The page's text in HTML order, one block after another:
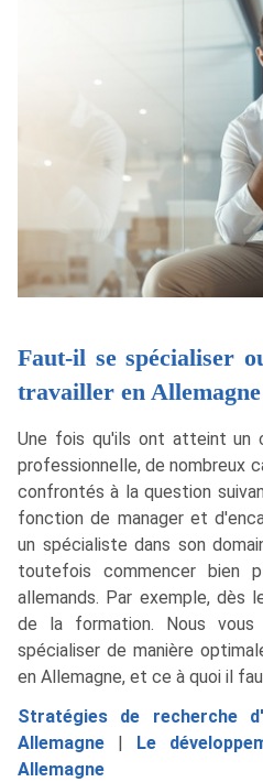
Faut-il se spécialiser
travailler en
Une fois qu'ils ont atteint un
professionnelle, de nombreux
confrontés à la question
fonction de manager et
un spécialiste dans son
toutefois commencer bien
allemands. Par exemple, dès
de la formation. Nous vous
spécialiser de manière
en Allemagne, et ce à quoi il
Stratégies de recherche
Allemagne | Le
Allemagne